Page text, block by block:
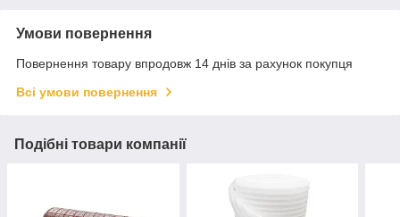
Умови повернення
Повернення товару впродовж 14 днів за рахунок покупця
Всі умови повернення
Подібні товари компанії